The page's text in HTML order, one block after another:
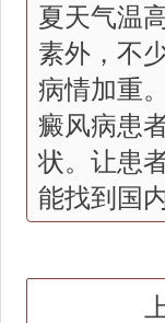
夏天气温
素外，不
病情加重。
癜风病患
状。让患
能找到国